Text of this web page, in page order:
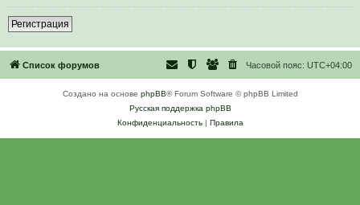
Регистрация
Список форумов Часовой пояс: UTC+04:00
Создано на основе phpBB® Forum Software © phpBB Limited
Русская поддержка phpBB
Конфиденциальность| Правила